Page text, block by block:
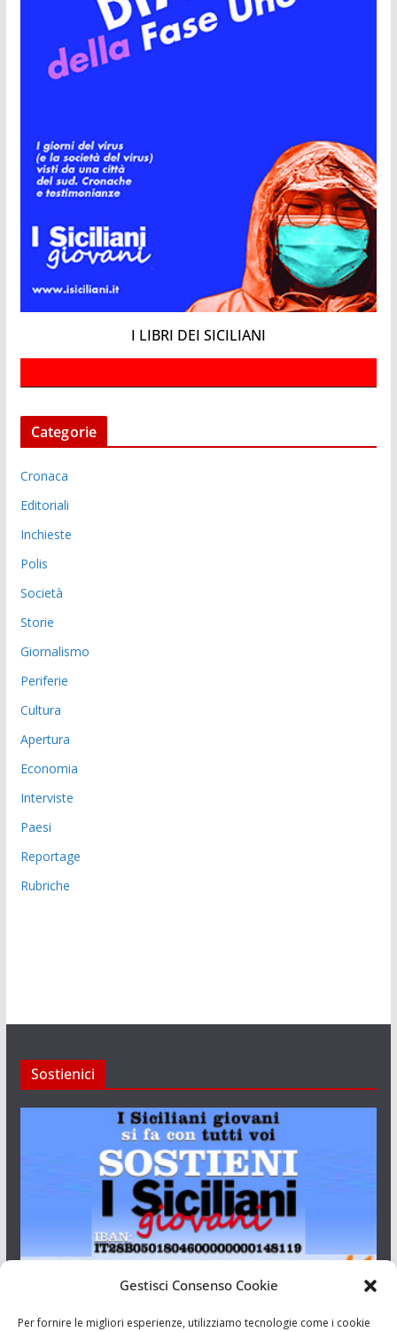
Gestisci Consenso Cookie
Per fornire le migliori esperienze, utilizziamo tecnologie come i cookie
I LIBRI DEI SICILIANI
Categorie
Cronaca
Editoriali
Inchieste
Polis
Società
Storie
Giornalismo
Periferie
Cultura
Apertura
Economia
Interviste
Paesi
Reportage
Rubriche
Sostienici